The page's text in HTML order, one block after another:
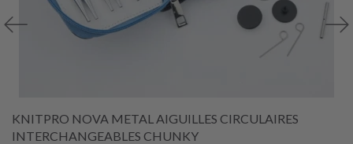
KNITPRO NOVA METAL AIGUILLES CIRCULAIRES
INTERCHANGEABLES CHUNKY